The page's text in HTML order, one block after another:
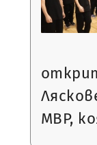
МВР,